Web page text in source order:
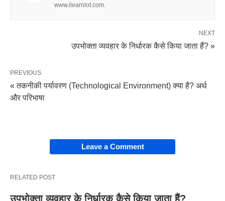
पर्यावरण के प्रकार।
राजनीतिक-कानूनी वातावरण।
आर्थिक वातावरण।
तकनीकी वातावरण, और।
कुछ अधिकार सामाजिक-सांस्कृतिक पर्यावरण से:
www.ilearnlot.com.
NEXT
उपभोक्ता व्यवहार के निर्धारक कैसे किया जाता हैं? »
PREVIOUS
« तकनीकी पर्यावरण (Technological Environment) क्या है? अर्थ
और परिभाषा
Leave a Comment
RELATED POST
उपभोक्ता व्यवहार के निर्धारक कैसे किया जाता हैं?